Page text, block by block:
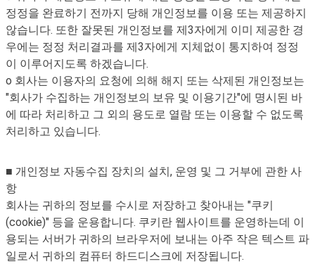
정정을 완료하기 전까지 당해 개인정보를 이용 또는 제공하지
않습니다. 또한 잘못된 개인정보를 제3자에게 이미 제공한 경
우에는 정정 처리결과를 제3자에게 지체없이 통지하여 정정
이 이루어지도록 하겠습니다.
o 회사는 이용자의 요청에 의해 해지 또는 삭제된 개인정보는
"회사가 수집하는 개인정보의 보유 및 이용기간"에 명시된 바
에 따라 처리하고 그 외의 용도로 열람 또는 이용할 수 없도록
처리하고 있습니다.
■ 개인정보 자동수집 장치의 설치, 운영 및 그 거부에 관한 사
항
회사는 귀하의 정보를 수시로 저장하고 찾아내는 "쿠키
(cookie)" 등을 운용합니다. 쿠키란 웹사이트를 운영하는데 이
용되는 서버가 귀하의 브라우저에 보내는 아주 작은 텍스트 파
일로서 귀하의 컴퓨터 하드디스크에 저장됩니다.